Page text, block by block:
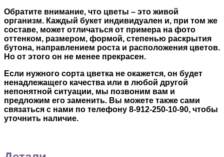
Обратите внимание, что цветы – это живой
организм. Каждый букет индивидуален и, при том же
составе, может отличаться от примера на фото
оттенком, размером, формой, степенью раскрытия
бутона, направлением роста и расположения цветов.
Но от этого он не менее прекрасен.
Если нужного сорта цветка не окажется, он будет
ненадлежащего качества или в любой другой
непонятной ситуации, мы позвоним вам и
предложим его заменить. Вы можете также сами
связаться с нами по телефону 8-912-250-10-90, чтобы
уточнить наличие.